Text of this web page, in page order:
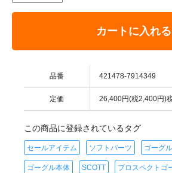
カートに入れる
品番 421478-7914349
定価 26,400円(税2,400円)
この商品に登録されているタグ
セールアイテム ソフトパーツ ゴーグル
ゴーグル本体 SCOTT プロスペクトゴ